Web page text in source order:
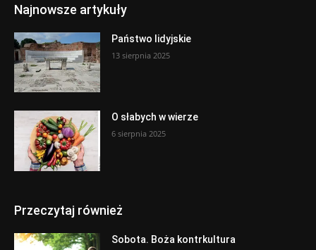
Najnowsze artykuły
Państwo lidyjskie
13 sierpnia 2025
O słabych w wierze
6 sierpnia 2025
Przeczytaj również
Sobota. Boża kontrkultura